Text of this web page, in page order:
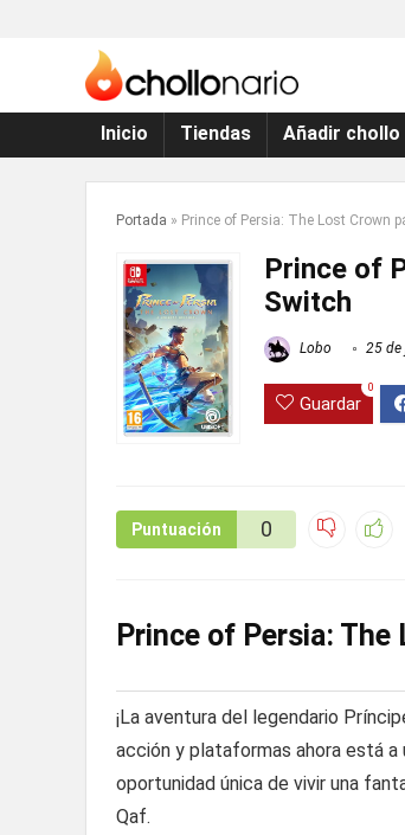
Inicio Tiendas Añadir chollo
Portada » Prince of Persia: The Lost Crown
Prince of
Switch
Lobo 25 de
Guardar
0
Puntuación 0
Prince of Persia:
¡La aventura del legendario
acción y plataformas ahora está a
oportunidad única de vivir una
Qaf.